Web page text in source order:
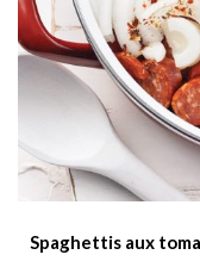
Spaghettis aux